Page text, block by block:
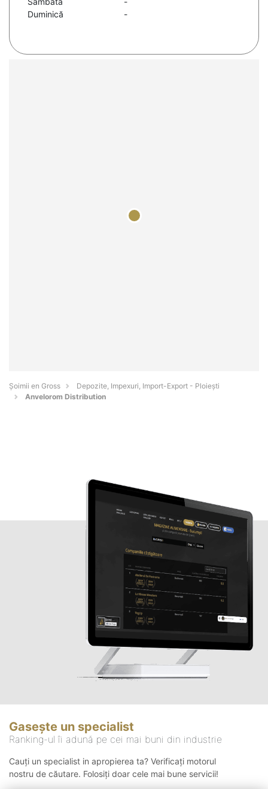
Duminică
-
Șoimii en Gross
Depozite, Impexuri, Import-Export - Ploieşti
Anvelorom Distribution
Gasește un specialist
Ranking-ul îi adună pe cei mai buni din industrie
Cauți un specialist in apropierea ta? Verificați motorul
nostru de căutare. Folosiți doar cele mai bune servicii!